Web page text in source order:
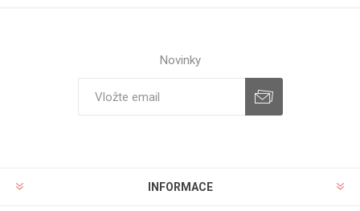
Novinky
INFORMACE